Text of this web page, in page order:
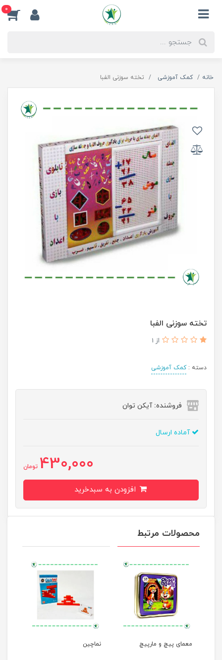
0
خانه کمک آموزشی تخته سوزنی الفبا
تخته سوزنی الفبا
از 1
دسته :کمک آموزشی
فروشنده: آیکن توان
آماده ارسال
430,000 تومان
محصولات مرتبط
معمای پیچ و مارپیچ نماچین